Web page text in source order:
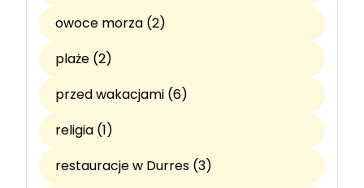
owoce morza (2)
plaże (2)
przed wakacjami (6)
religia (1)
restauracje w Durres (3)